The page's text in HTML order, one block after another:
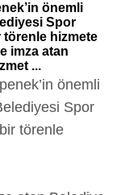
önemli
Spor
törenle hizmete
imza atan
...
önemli
Spor
törenle